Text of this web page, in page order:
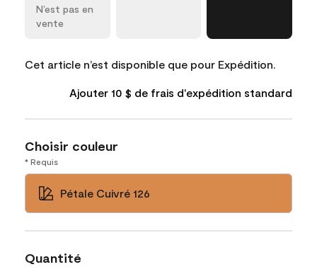
N’est pas en
vente
Cet article n’est disponible que pour Expédition.
Ajouter 10 $ de frais d'expédition standard
Choisir couleur
* Requis
Pétale Cuivré 126
Quantité